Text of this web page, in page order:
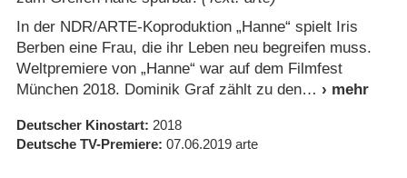
In der NDR/​ARTE-Koproduktion „Hanne“ spielt Iris
Berben eine Frau, die ihr Leben neu begreifen muss.
Weltpremiere von „Hanne“ war auf dem Filmfest
München 2018. Dominik Graf zählt zu den
Deutscher Kinostart 2018
Deutsche TV-Premiere 07.06.2019 arte